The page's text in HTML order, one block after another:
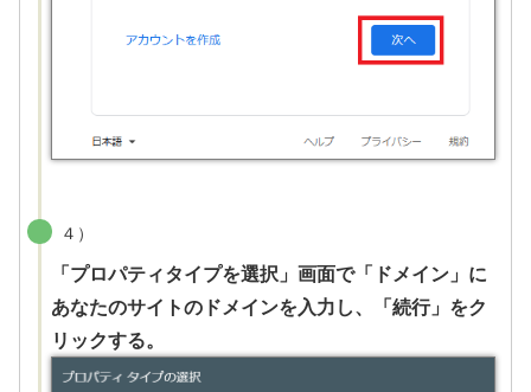
４）
「プロパティタイプを選択」画面で「ドメイン」に
あなたのサイトのドメインを入力し、「続行」をク
リックする。